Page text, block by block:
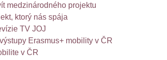
medzinárodného projektu
ktorý nás spája
TV JOJ
Erasmus+ mobility v ČR
v ČR